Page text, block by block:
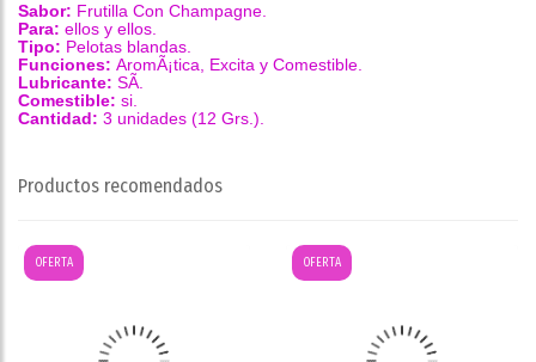
Sabor: Frutilla Con Champagne.
Para: ellos y ellos.
Tipo: Pelotas blandas.
Funciones: AromÃ¡tica, Excita y Comestible.
Lubricante: SÃ­.
Comestible: si.
Cantidad: 3 unidades (12 Grs.).
Productos recomendados
OFERTA OFERTA